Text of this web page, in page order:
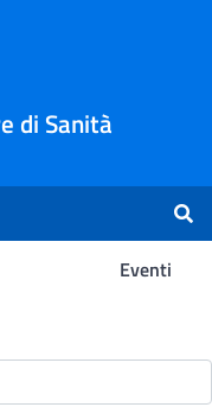
di Sanità
Eventi
-